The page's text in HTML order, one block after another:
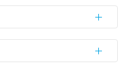
primaria
prima